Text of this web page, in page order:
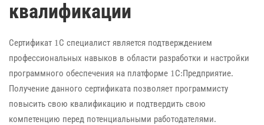
квалификации
Сертификат 1С специалист является подтверждением
профессиональных навыков в области разработки и настройки
программного обеспечения на платформе 1С:Предприятие.
Получение данного сертификата позволяет программисту
повысить свою квалификацию и подтвердить свою
компетенцию перед потенциальными работодателями.